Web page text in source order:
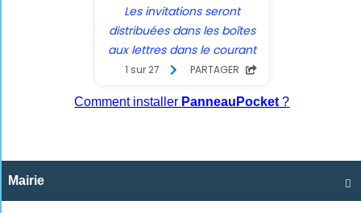
Comment installer PanneauPocket ?

Mairie